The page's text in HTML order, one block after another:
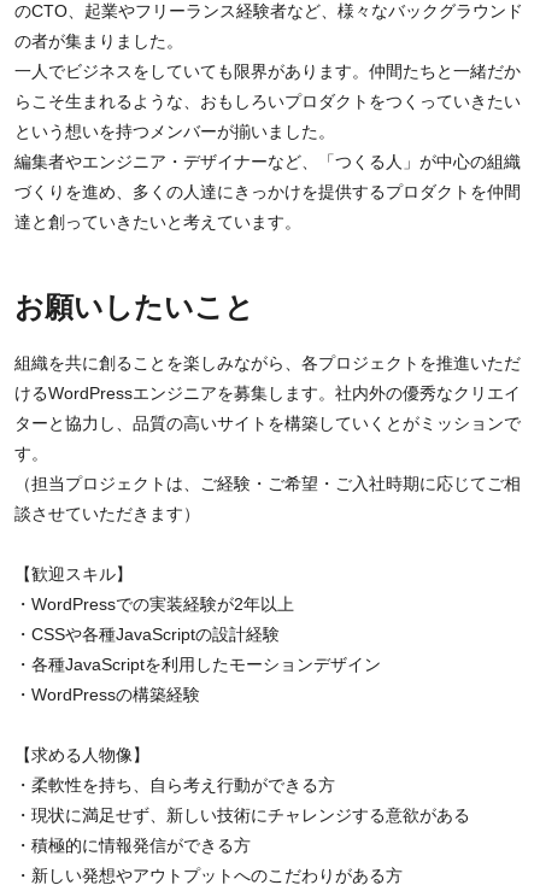
のCTO、起業やフリーランス経験者など、様々なバックグラウンド
の者が集まりました。
一人でビジネスをしていても限界があります。仲間たちと一緒だか
らこそ生まれるような、おもしろいプロダクトをつくっていきたい
という想いを持つメンバーが揃いました。
編集者やエンジニア・デザイナーなど、「つくる人」が中心の組織
づくりを進め、多くの人達にきっかけを提供するプロダクトを仲間
達と創っていきたいと考えています。
お願いしたいこと
組織を共に創ることを楽しみながら、各プロジェクトを推進いただ
けるWordPressエンジニアを募集します。社内外の優秀なクリエイ
ターと協力し、品質の高いサイトを構築していくとがミッションで
す。
（担当プロジェクトは、ご経験・ご希望・ご入社時期に応じてご相
談させていただきます）
【歓迎スキル】
・WordPressでの実装経験が2年以上
・CSSや各種JavaScriptの設計経験
・各種JavaScriptを利用したモーションデザイン
・WordPressの構築経験
【求める人物像】
・柔軟性を持ち、自ら考え行動ができる方
・現状に満足せず、新しい技術にチャレンジする意欲がある
・積極的に情報発信ができる方
・新しい発想やアウトプットへのこだわりがある方